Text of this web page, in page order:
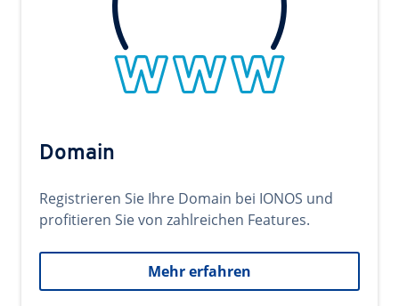
Domain
Registrieren Sie Ihre Domain bei IONOS und
profitieren Sie von zahlreichen Features.
Mehr erfahren